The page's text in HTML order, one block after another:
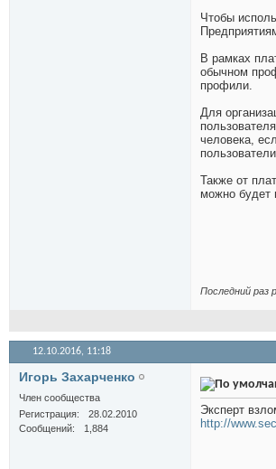
Чтобы
В рамках
обычном
профили.
Для
человека,
Также от
можно будет
Последний раз
12.10.2016, 11:18
Игорь Захарченко
Член сообщества
Регистрация
28.02.2010
Сообщений
1,884
Эксперт
http://